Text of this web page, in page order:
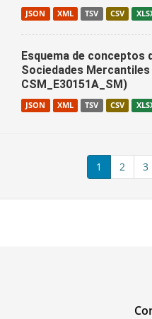
JSON XML TSV CSV
Esquema de conceptos
Sociedades Mercantiles
CSM_E30151A_SM)
JSON XML TSV CSV
1 2 3